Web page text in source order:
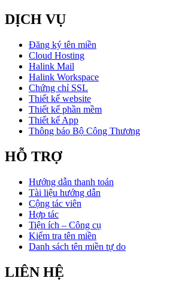
DỊCH VỤ
Đăng ký tên miền
Cloud Hosting
Halink Mail
Halink Workspace
Chứng chỉ SSL
Thiết kế website
Thiết kế phần mềm
Thiết kế App
Thông báo Bộ Công Thương
HỖ TRỢ
Hướng dẫn thanh toán
Tài liệu hướng dẫn
Cộng tác viên
Hợp tác
Tiện ích – Công cụ
Kiểm tra tên miền
Danh sách tên miền tự do
LIÊN HỆ